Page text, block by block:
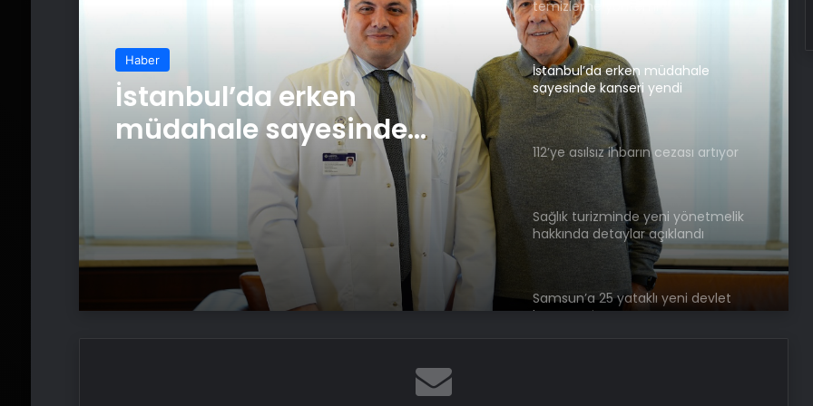
Haber
İstanbul’da erken
müdahale sayesinde
kanseri yendi
temizleme yöntemi
İstanbul’da erken müdahale
sayesinde kanseri yendi
112’ye asılsız ihbarın cezası artıyor
Sağlık turizminde yeni yönetmelik
hakkında detaylar açıklandı
Samsun’a 25 yataklı yeni devlet
hastanesi